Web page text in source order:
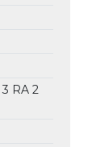
3 RA 2